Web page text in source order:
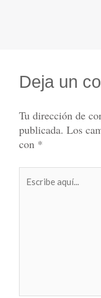
Deja un
Tu dirección de
publicada. Los
con *
aquí...